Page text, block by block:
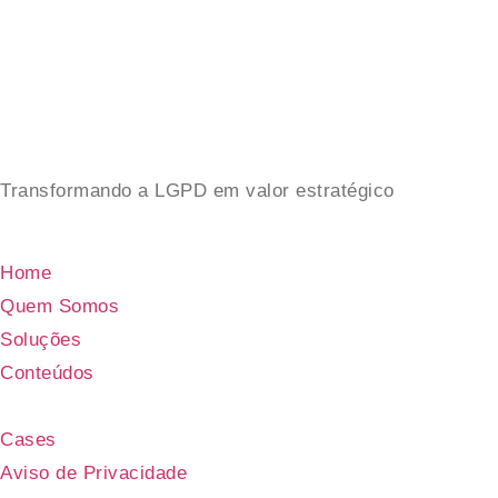
Transformando a LGPD em valor estratégico
Home
Quem Somos
Soluções
Conteúdos
Cases
Aviso de Privacidade